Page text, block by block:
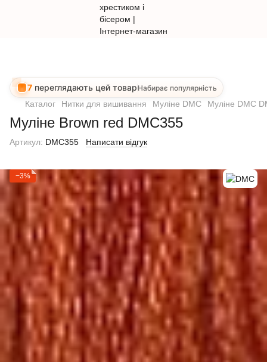
7 переглядають цей товар Набирає популярність
Каталог Нитки для вишивання Муліне DMC Муліне DMC
Муліне Brown red DMC355
Артикул: DMC355 Написати відгук
−3%